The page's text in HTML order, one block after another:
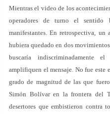
Mientras el video de los
operadores de turno el sentido
manifestantes. En retrospectiva,
hubiera quedado en dos
buscaría indiscriminadamente
amplifiquen el mensaje. No fue este
grado de magnitud de las que
Simón Bolívar en la frontera del
desertores que embistieron contra